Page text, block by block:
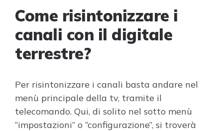
Come risintonizzare i
canali con il digitale
terrestre?
Per risintonizzare i canali basta andare nel
menù principale della tv, tramite il
telecomando. Qui, di solito nel sotto menù
“impostazioni” o “configurazione”, si troverà